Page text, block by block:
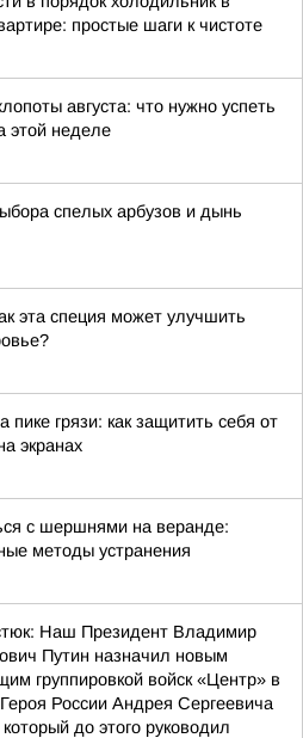
простые шаги к чистоте
августа: что нужно успеть
этой неделе
спелых арбузов и дынь
эта специя может улучшить
пике грязи: как защитить себя от
экранах
с шершнями на веранде:
методы устранения
Наш Президент Владимир
Путин назначил новым
группировкой войск «Центр» в
России Андрея Сергеевича
до этого руководил